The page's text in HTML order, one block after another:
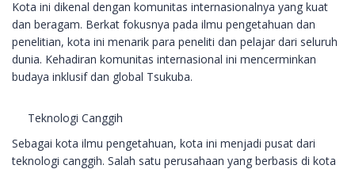
Kota ini dikenal dengan komunitas internasionalnya yang kuat
dan beragam. Berkat fokusnya pada ilmu pengetahuan dan
penelitian, kota ini menarik para peneliti dan pelajar dari seluruh
dunia. Kehadiran komunitas internasional ini mencerminkan
budaya inklusif dan global Tsukuba.
Teknologi Canggih
Sebagai kota ilmu pengetahuan, kota ini menjadi pusat dari
teknologi canggih. Salah satu perusahaan yang berbasis di kota